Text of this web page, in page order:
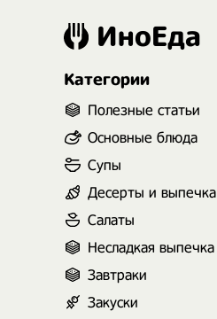
ИноЕда
Категории
Полезные статьи
Основные блюда
Супы
Десерты и выпечка
Салаты
Несладкая выпечка
Завтраки
Закуски